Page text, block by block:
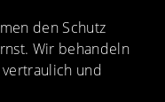
den Schutz
Wir behandeln
und